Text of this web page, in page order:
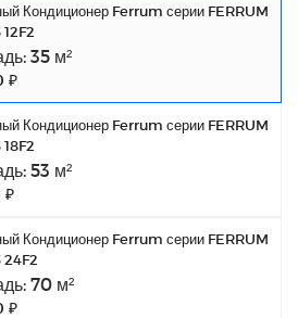
Кондиционер Ferrum серии FERRUM
12F2
35 м²
₽
Кондиционер Ferrum серии FERRUM
18F2
53 м²
₽
Кондиционер Ferrum серии FERRUM
24F2
70 м²
₽